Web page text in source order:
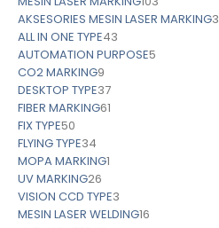
AKSESORIES MESIN LASER MARKING3
ALL IN ONE TYPE43
AUTOMATION PURPOSE5
CO2 MARKING9
DESKTOP TYPE37
FIBER MARKING61
FIX TYPE50
FLYING TYPE34
MOPA MARKING1
UV MARKING26
VISION CCD TYPE3
MESIN LASER WELDING16